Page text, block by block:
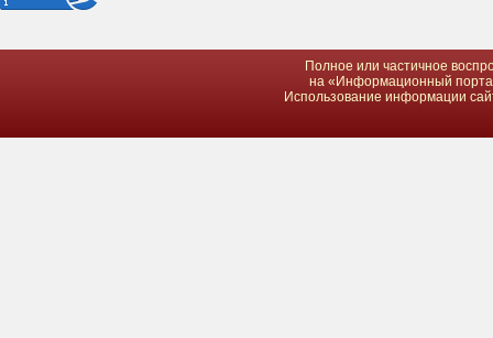
Полное или частичное
на «Информационный
Использование информации